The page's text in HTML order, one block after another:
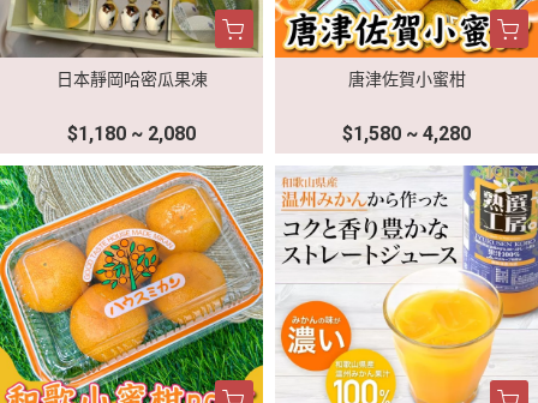
日本靜岡哈密瓜果凍
$1,180 ~ 2,080
唐津佐賀小蜜柑
$1,580 ~ 4,280